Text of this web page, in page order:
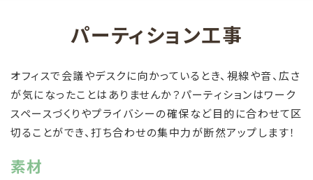
パーティション工事
オフィスで会議やデスクに向かっているとき、視線や音、広さ
が気になったことはありませんか？パーティションはワーク
スペースづくりやプライバシーの確保など目的に合わせて区
切ることができ、打ち合わせの集中力が断然アップします！
素材